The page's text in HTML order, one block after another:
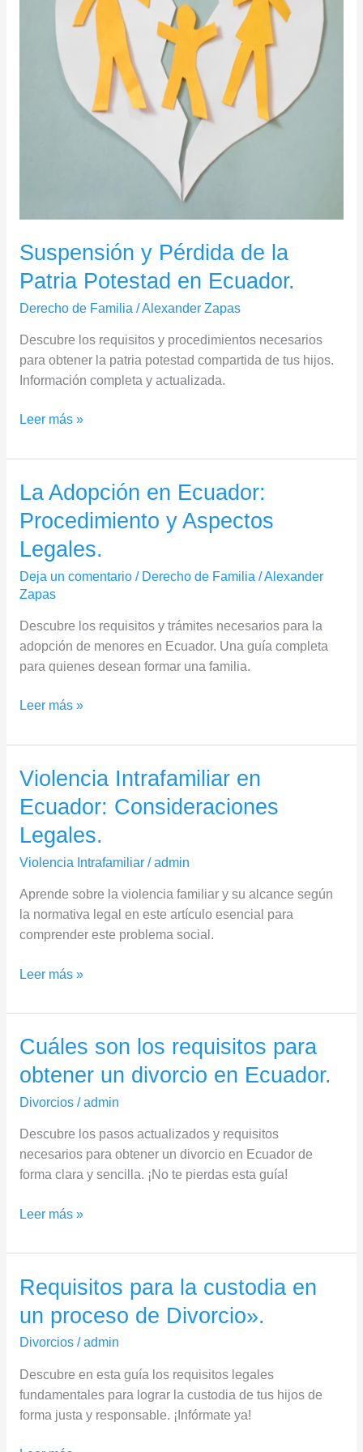
Suspensión y Pérdida de la
Patria Potestad en Ecuador.
Derecho de Familia /Alexander Zapas
Descubre los requisitos y procedimientos necesarios
para obtener la patria potestad compartida de tus hijos.
Información completa y actualizada.
Ecuador.
Leer más »
La Adopción en Ecuador:
Procedimiento y Aspectos
Legales.
Deja un comentario / Derecho de Familia /Alexander
Zapas
Descubre los requisitos y trámites necesarios para la
adopción de menores en Ecuador. Una guía completa
para quienes desean formar una familia.
La
en
Ecuador:
Procedimiento
y
Legales.
Leer más »
Violencia Intrafamiliar en
Ecuador: Consideraciones
Legales.
Violencia Intrafamiliar/admin
Aprende sobre la violencia familiar y su alcance según
la normativa legal en este artículo esencial para
comprender este problema social.
Violencia
en
Ecuador:
Consideraciones
Leer más »
Cuáles son los requisitos para
obtener un divorcio en Ecuador.
Divorcios/admin
Descubre los pasos actualizados y requisitos
necesarios para obtener un divorcio en Ecuador de
forma clara y sencilla. ¡No te pierdas esta guía!
Cuáles
los
requisitos
Leer más »
Requisitos para la custodia en
un proceso de Divorcio».
Divorcios/admin
Descubre en esta guía los requisitos legales
fundamentales para lograr la custodia de tus hijos de
forma justa y responsable. ¡Infórmate ya!
Requisitos
la
custodia
un
proceso
de